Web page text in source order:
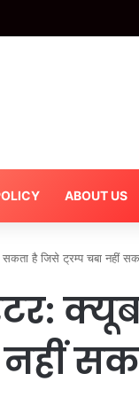
ABOUT US
है जिसे ट्रम्प चबा नहीं
नहीं